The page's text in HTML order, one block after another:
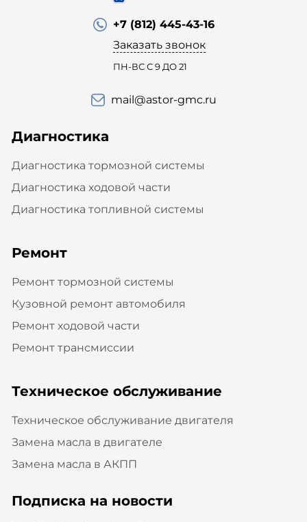
+7 (812) 445-43-16
Заказать звонок
ПН-ВС С 9 ДО 21
mail@astor-gmc.ru
Диагностика
Диагностика тормозной системы
Диагностика ходовой части
Диагностика топливной системы
Ремонт
Ремонт тормозной системы
Кузовной ремонт автомобиля
Ремонт ходовой части
Ремонт трансмиссии
Техническое обслуживание
Техническое обслуживание двигателя
Замена масла в двигателе
Замена масла в АКПП
Подписка на новости